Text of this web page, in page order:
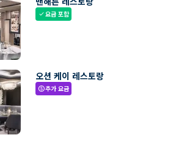
check요금 포함
오션 케이 레스토랑
paid추가 요금